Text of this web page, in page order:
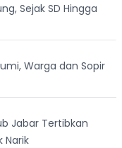
Sejak SD Hingga
Warga dan Sopir
Jabar Tertibkan
Narik